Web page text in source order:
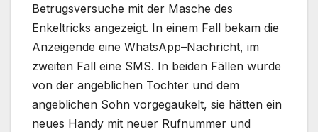
Betrugsversuche mit der Masche des
Enkeltricks angezeigt. In einem Fall bekam die
Anzeigende eine WhatsApp–Nachricht, im
zweiten Fall eine SMS. In beiden Fällen wurde
von der angeblichen Tochter und dem
angeblichen Sohn vorgegaukelt, sie hätten ein
neues Handy mit neuer Rufnummer und